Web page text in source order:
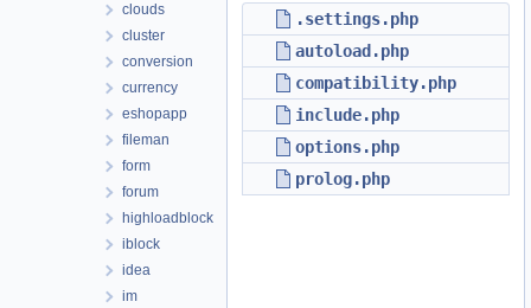
clouds
cluster
conversion
currency
eshopapp
fileman
form
forum
highloadblock
iblock
idea
im
.settings.php
autoload.php
compatibility.php
include.php
options.php
prolog.php